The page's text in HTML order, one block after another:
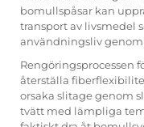
bomullspåsar kan
transport av livsmedel
användningsliv
Rengöringsprocessen
återställa
orsaka slitage genom
tvätt med lämpliga